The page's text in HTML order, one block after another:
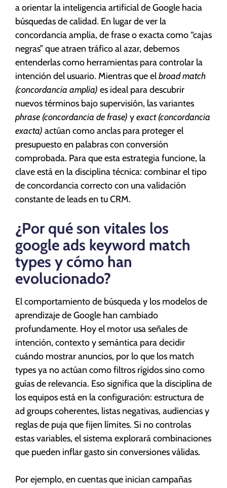
a orientar la inteligencia artificial de Google hacia
búsquedas de calidad. En lugar de ver la
concordancia amplia, de frase o exacta como “cajas
negras” que atraen tráfico al azar, debemos
entenderlas como herramientas para controlar la
intención del usuario. Mientras que elbroad match
(concordancia amplia) es ideal para descubrir
nuevos términos bajo supervisión, las variantes
phrase (concordancia de frase) yexact (concordancia
exacta) actúan como anclas para proteger el
presupuesto en palabras con conversión
comprobada. Para que esta estrategia funcione, la
clave está en la disciplina técnica: combinar el tipo
de concordancia correcto con una validación
constante de leads en tu CRM.
¿Por qué son vitales los
google ads keyword match
types y cómo han
evolucionado?
El comportamiento de búsqueda y los modelos de
aprendizaje de Google han cambiado
profundamente. Hoy el motor usa señales de
intención, contexto y semántica para decidir
cuándo mostrar anuncios, por lo que los match
types ya no actúan como filtros rígidos sino como
guías de relevancia. Eso significa que la disciplina de
los equipos está en la configuración: estructura de
ad groups coherentes, listas negativas, audiencias y
reglas de puja que fijen límites. Si no controlas
estas variables, el sistema explorará combinaciones
que pueden inflar gasto sin conversiones válidas.
Por ejemplo, en cuentas que inician campañas